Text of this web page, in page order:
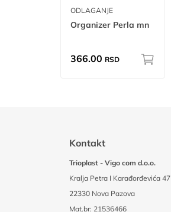
ODLAGANJE
Organizer Perla mn
366.00 RSD
Kontakt
Trioplast - Vigo com d.o.o.
Kralja Petra I Karađorđevića 47
22330 Nova Pazova
Mat.br: 21536466